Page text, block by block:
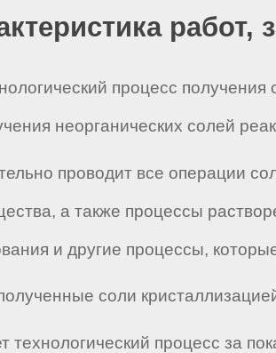
процесс
неорганических солей
проводит все операции
а также процессы
и другие процессы,
соли
технологический процесс за